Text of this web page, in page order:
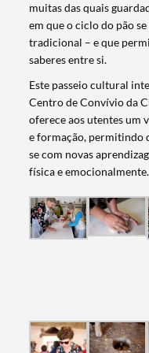
muitas das quais
em que o ciclo do pão
tradicional – e que
saberes entre si.
Este passeio cultural
Centro de Convívio da
oferece aos utentes um
e formação, permitindo
se com novas
física e emocionalmente.